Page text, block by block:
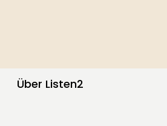
Über Listen2